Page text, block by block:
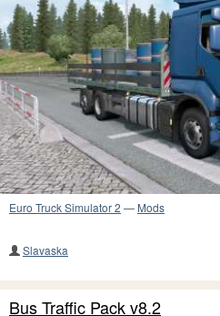
Euro Truck Simulator 2 — Mods
Slavaska
Bus Traffic Pack v8.2